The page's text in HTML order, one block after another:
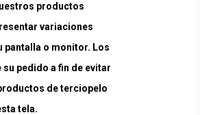
productos
variaciones
pantalla o monitor. Los
pedido a fin de evitar
de terciopelo
tela.